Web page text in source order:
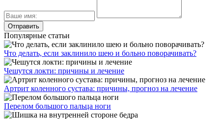
Популярные статьи
Что делать, если заклинило шею и больно поворачивать?
Чешутся локти: причины и лечение
Артрит коленного сустава: причины, прогноз на лечение
Перелом большого пальца ноги